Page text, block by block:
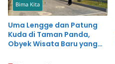
Bima Kita
Uma Lengge dan Patung
Kuda di Taman Panda,
Obyek Wisata Baru yang